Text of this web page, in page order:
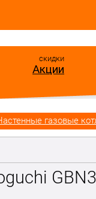
скидки
Акции
газовые